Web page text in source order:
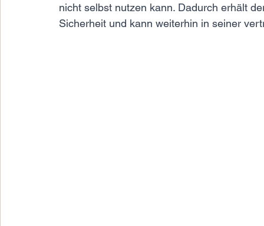
nicht selbst nutzen kann. Dadurch erhält
Sicherheit und kann weiterhin in seiner